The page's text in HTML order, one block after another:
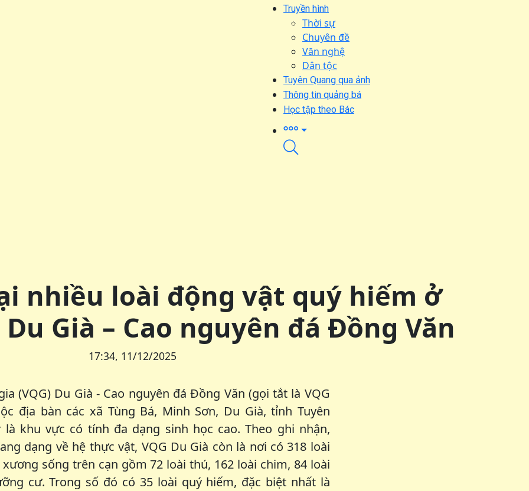
Truyền hình
Thời sự
Chuyên đề
Văn nghệ
Dân tộc
Tuyên Quang qua ảnh
Thông tin quảng bá
Học tập theo Bác
nhiều loài động vật quý hiếm ở
Già – Cao nguyên đá Đồng Văn
17:34, 11/12/2025
(VQG) Du Già - Cao nguyên đá Đồng Văn (gọi tắt là VQG
địa bàn các xã Tùng Bá, Minh Sơn, Du Già, tỉnh Tuyên
là khu vực có tính đa dạng sinh học cao. Theo ghi nhận,
dạng về hệ thực vật, VQG Du Già còn là nơi có 318 loài
sống trên cạn gồm 72 loài thú, 162 loài chim, 84 loài
cư. Trong số đó có 35 loài quý hiếm, đặc biệt nhất là